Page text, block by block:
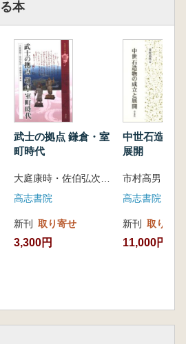
本
武士の拠点 鎌倉・室
町時代
高志書院
新刊 取り寄せ
3,300円
中世石造物
展開
市村高男 編集
高志書院
新刊 取り寄せ
11,000円